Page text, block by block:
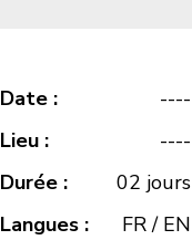
Date :
----
Lieu :
----
Durée :
02 jours
Langues :
FR / EN